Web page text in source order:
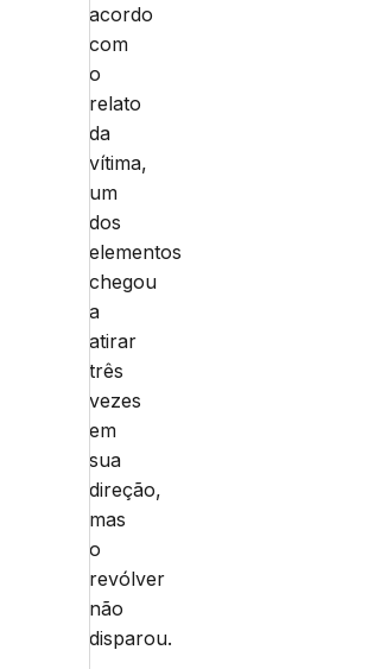
acordo
com
o
relato
da
vítima,
um
dos
elementos
chegou
a
atirar
três
vezes
em
sua
direção,
mas
o
revólver
não
disparou.